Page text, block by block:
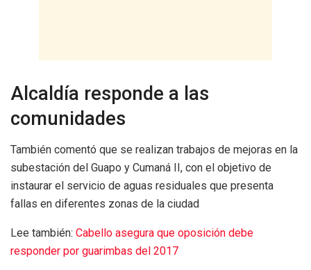
Alcaldía responde a las
comunidades
También comentó que se realizan trabajos de mejoras en la
subestación del Guapo y Cumaná II, con el objetivo de
instaurar el servicio de aguas residuales que presenta
fallas en diferentes zonas de la ciudad
Lee también: Cabello asegura que oposición debe
responder por guarimbas del 2017